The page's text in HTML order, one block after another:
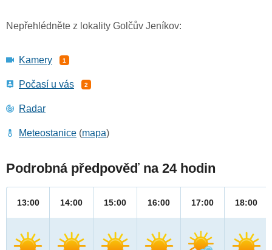
Nepřehlédněte z lokality Golčův Jeníkov:
Kamery 1
Počasí u vás 2
Radar
Meteostanice (mapa)
Podrobná předpověď na 24 hodin
13:00 14:00 15:00 16:00 17:00 18:00